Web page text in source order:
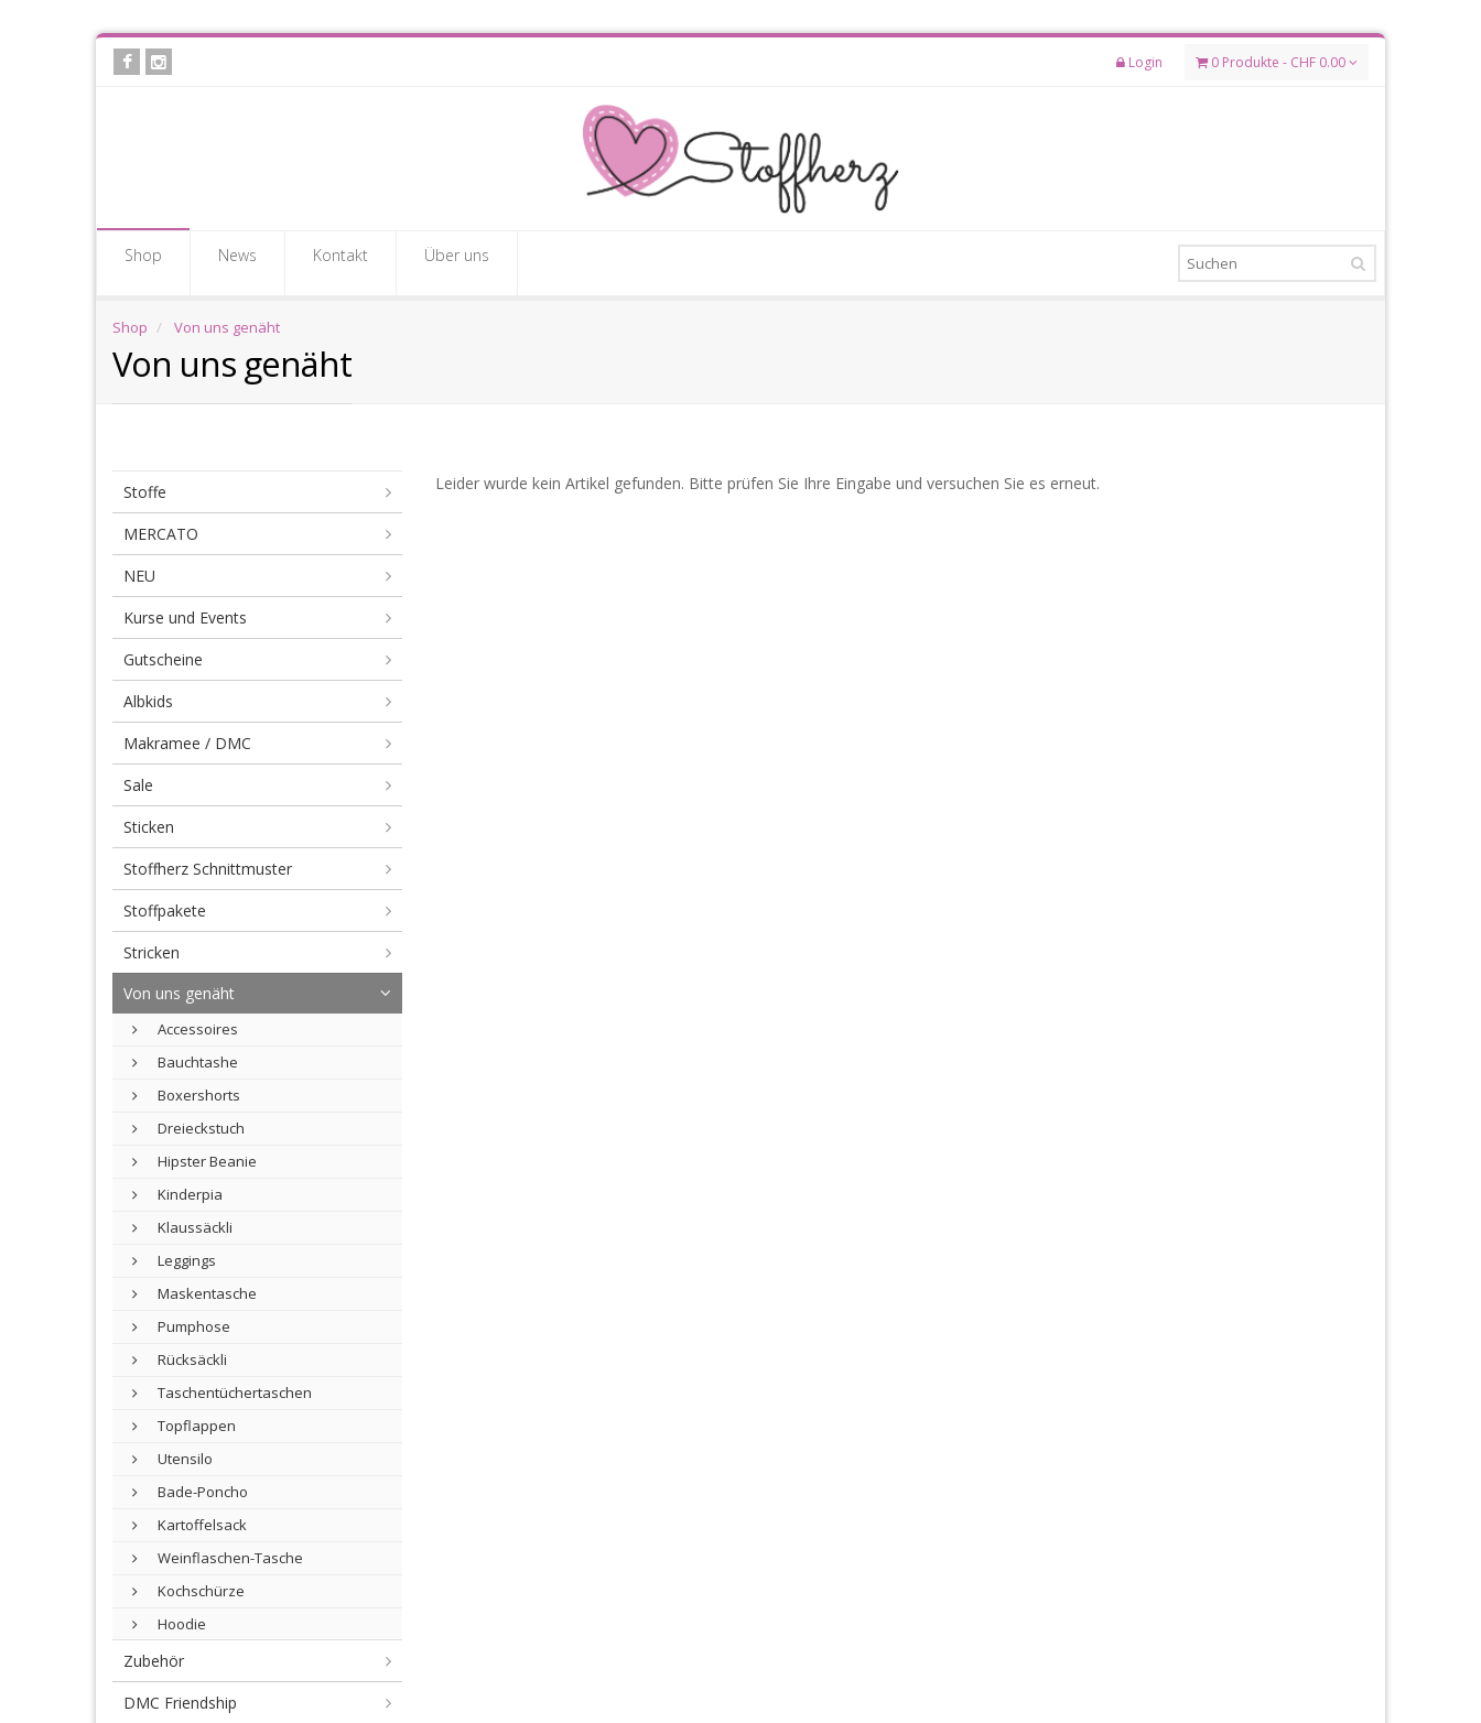
Skip
Login 0 Produkte - CHF 0.00
Shop News Kontakt Über uns
Shop Von uns genäht
Von uns genäht
Stoffe
MERCATO
NEU
Kurse und Events
Gutscheine
Albkids
Makramee / DMC
Sale
Sticken
Stoffherz Schnittmuster
Stoffpakete
Stricken
Von uns genäht
Accessoires
Bauchtashe
Boxershorts
Dreieckstuch
Hipster Beanie
Kinderpia
Klaussäckli
Leggings
Maskentasche
Pumphose
Rücksäckli
Taschentüchertaschen
Topflappen
Utensilo
Bade-Poncho
Kartoffelsack
Weinflaschen-Tasche
Kochschürze
Hoodie
Zubehör
DMC Friendship
Von
Leider wurde kein Artikel gefunden. Bitte prüfen Sie Ihre Eingabe und versuchen Sie es erneut.